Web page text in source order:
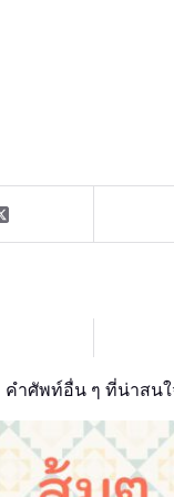
คำศัพท์อื่น ๆ ที่น่าสนใ